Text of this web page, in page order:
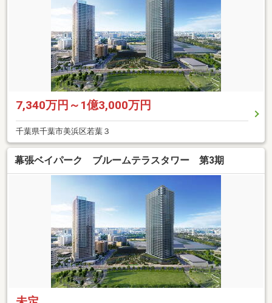
7,340万円～1億3,000万円
千葉県千葉市美浜区若葉３
幕張ベイパーク ブルームテラスタワー 第3期